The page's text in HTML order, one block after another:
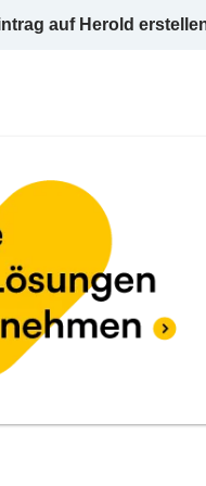
auf Herold
Bludenz